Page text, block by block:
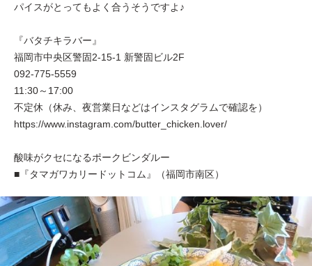
パイスがとってもよく合うそうですよ♪
『バタチキラバー』
福岡市中央区警固2-15-1 新警固ビル2F
092-775-5559
11:30～17:00
不定休（休み、夜営業日などはインスタグラムで確認を）
https://www.instagram.com/butter_chicken.lover/
酸味がクセになるポークビンダルー
■『タマガワカリードットコム』（福岡市南区）